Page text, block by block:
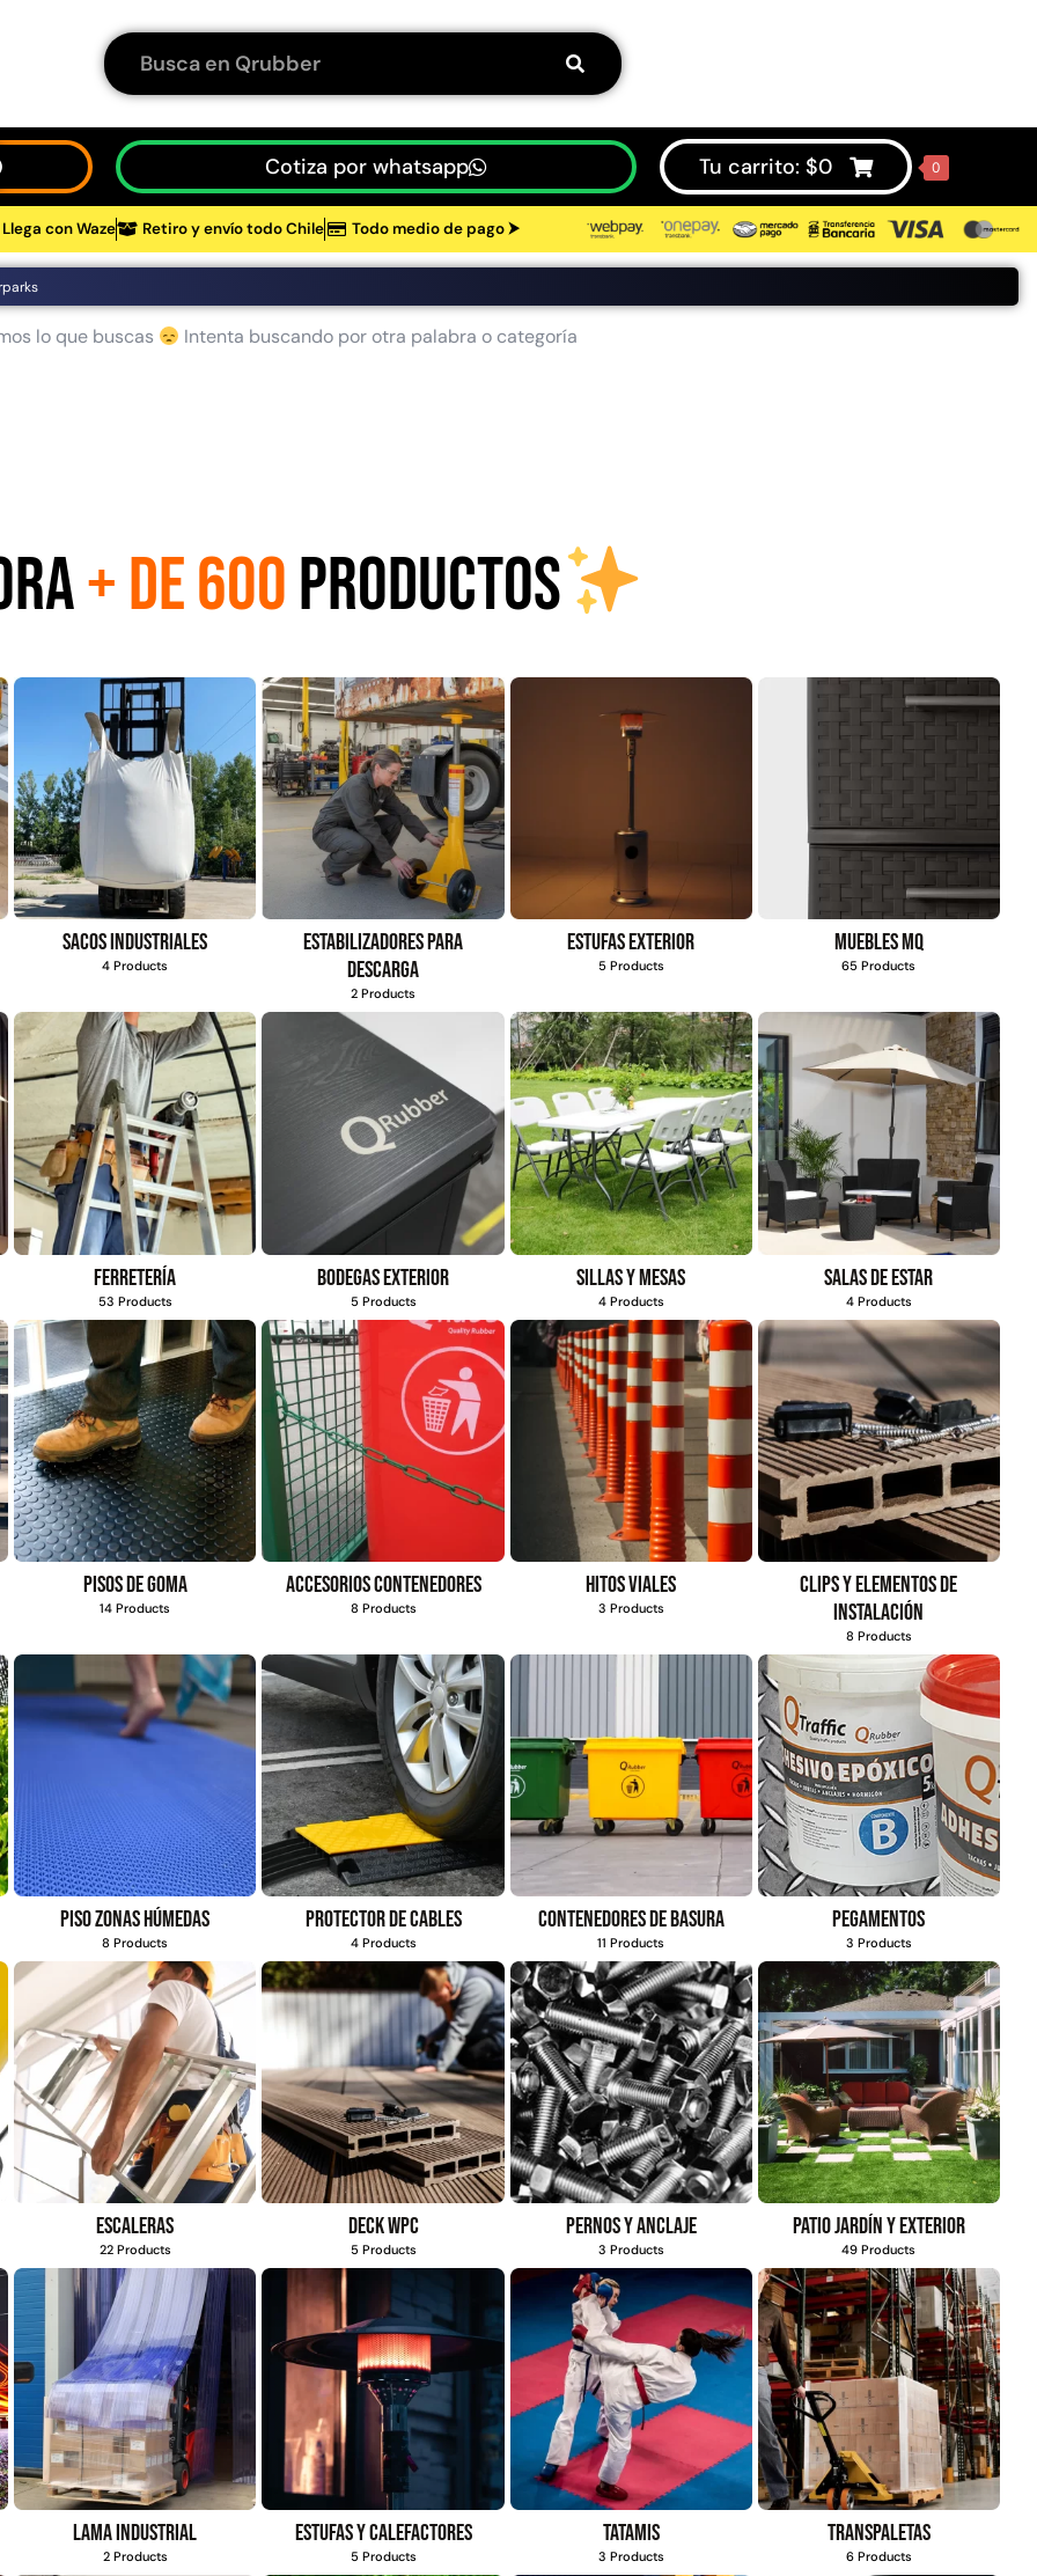
Cotiza por whatsapp Tu carrito: $0 0
Llega con Waze Retiro y envío todo Chile Todo medio de pago ⮞
lo que buscas Intenta buscando por otra palabra o categoría
+ DE 600PRODUCTOS
Sacos industriales
4 Products
Estabilizadores para
descarga
2 Products
Estufas exterior
5 Products
Muebles MQ
65 Products
Ferretería
53 Products
Bodegas exterior
5 Products
Sillas y mesas
4 Products
Salas de estar
4 Products
Pisos de goma
14 Products
Accesorios contenedores
8 Products
Hitos viales
3 Products
Clips y elementos de
instalación
8 Products
Piso zonas húmedas
8 Products
Protector de cables
4 Products
Contenedores de basura
11 Products
Pegamentos
3 Products
Escaleras
22 Products
Deck WPC
5 Products
Pernos y anclaje
3 Products
Patio jardín y exterior
49 Products
Lama industrial
2 Products
Estufas y calefactores
5 Products
Tatamis
3 Products
Transpaletas
6 Products
5.926.486 4.859.984
QplayGround
9.558.557
37%
Juego Modular 03
QplayGround
$5.987.128
$ 3.790.990
Agregar al
carrito
Pasto sintético
ornamental Importado
USA: Crown densidad
35mm Rollo
4,57*30,48mts
2.892.120
Leer más
30%
Transpaleta eléctrica
carga de 2tn
$2.842.858
$1.990.000
Agregar al
carrito
Apilador manual carga
capacidad 1000kg
$1.470.788
Leer más
38%
Apilador manual
ancho ajustable
Capacidad 1tn Lev.
2,5mts
$1.875.535
$1.167.990
Agregar al
carrito
49%
Pasto sintético
ornamental Importado
USA: Summer
densidad 35mm Rollo
4,57*30,48mts
$2.002.243
Leer más
22%
Empaquetadura 1/4"
6.4mm hypalon sin
tela 3 MPA
1.192.666
930.490
Empaquetadura 3/16"
4.8mm neopreno con
1 tela 3.5MP
803.797
carrito
Explora más productos